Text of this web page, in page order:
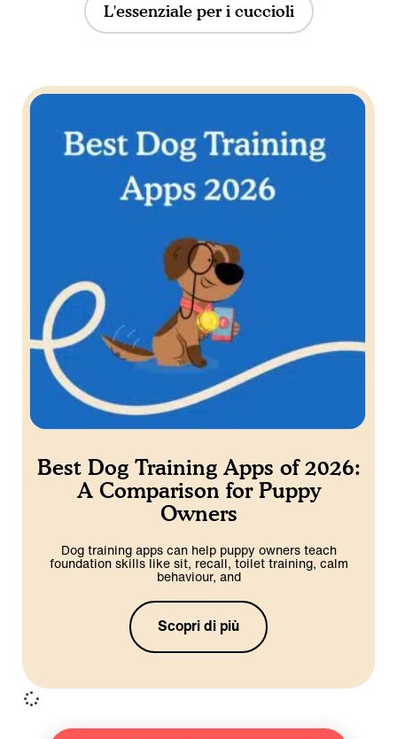
L'essenziale per i cuccioli
Best Dog Training Apps of 2026:
A Comparison for Puppy
Owners
Dog training apps can help puppy owners teach
foundation skills like sit, recall, toilet training, calm
behaviour, and
Scopri di più